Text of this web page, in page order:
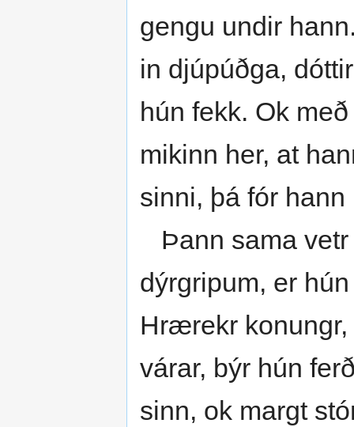
gengu undir
in djúpúðga,
hún fekk. Ok
mikinn her, at
sinni, þá fór
Þann sama vetr
dýrgripum, er
Hrærekr
várar, býr hún
sinn, ok margt